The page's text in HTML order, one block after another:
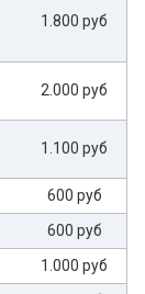
1.800 руб
2.000 руб
1.100 руб
600 руб
600 руб
1.000 руб